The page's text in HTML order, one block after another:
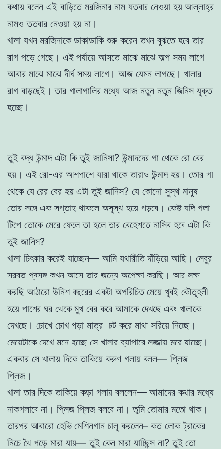
কথায় বলেন এই বাড়িতে মরজিনার নাম যতবার নেওয়া হয় আল্লাহ্‌র
নামও ততবার নেওয়া হয় না।
খালা যখন মরজিনাকে ডাকাডাকি শুরু করেন তখন বুঝতে হবে তার
রাগ পড়ে গেছে। এই পর্যায়ে আসতে মাঝে মাঝে অল্প সময় লাগে
আবার মাঝে মাঝে দীর্ঘ সময় লাগে। আজ যেমন লাগছে। খালার
রাগ বাড়ছেই। তার গালাগালির মধ্যে আজ নতুন নতুন জিনিস যুক্ত
হচ্ছে।
তুই বদ্ধ উন্মাদ এটা কি তুই জানিসা? উন্মাদদের গা থেকে রো বের
হয়। এই রো-এর আশপাশে যারা থাকে তারাও উন্মাদ হয়। তোর গা
থেকে যে রের বের হয় এটা তুই জানিস? যে কোনো সুস্থ মানুষ
তোর সঙ্গে এক সপ্তাহ থাকলে অসুস্থ হয়ে পড়বে। কেউ যদি গলা
টিপে তোকে মেরে ফেলে তা হলে তার বেহেশতে নাসিব হবে এটা কি
তুই জানিস?
খালা চিৎকার করেই যাচ্ছেন— আমি যথারীতি দাঁড়িয়ে আছি। লেবুর
সরবত প্ৰসঙ্গ কখন আসে তার জন্যে অপেক্ষা করছি। আর লক্ষ
করছি আঠারো উনিশ বছরের একটা অপরিচিত মেয়ে খুবই কৌতূহলী
হয়ে পাশের ঘর থেকে মুখ বের করে আমাকে দেখছে এবং খালাকে
দেখছে। চোখে চোখ পড়া মাত্র চট করে মাথা সরিয়ে নিচ্ছে।
মেয়েটাকে দেখে মনে হচ্ছে সে খালার ব্যাপারে লজ্জায় মরে যাচ্ছে।
একবার সে খালায় দিকে তাকিয়ে করুণ গলায় বলল— প্লিজ
প্লিজ।
খালা তার দিকে তাকিয়ে কড়া গলায় বললেন— আমাদের কথার মধ্যে
নাকগলাবে না। প্লিজ প্লিজ বলবে না। তুমি তোমার মতো থাক।
তারপর আবারো হেভি মেশিনগান চালু করলেন– কত লোক ট্রাকের
নিচে থৈ পড়ে মারা যায়— তুই কেন মারা যাচ্ছিন্স না? তুই তো